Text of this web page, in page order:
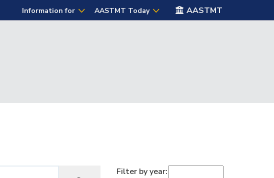
Information for AASTMT Today AASTMT
Filter by year: